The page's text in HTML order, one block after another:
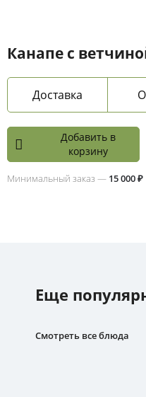
Канапе с
Доставка
Добавить в
корзину
Минимальный заказ — 15 000 ₽
Еще
Смотреть все блюда